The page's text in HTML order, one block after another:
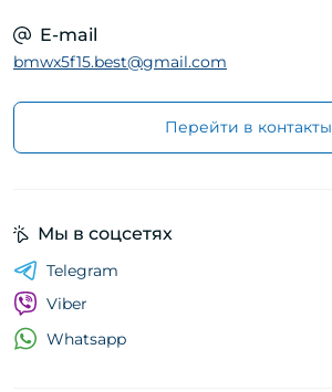
E-mail
bmwx5f15.best@gmail.com
Перейти в контакты
Мы в соцсетях
Telegram
Viber
Whatsapp